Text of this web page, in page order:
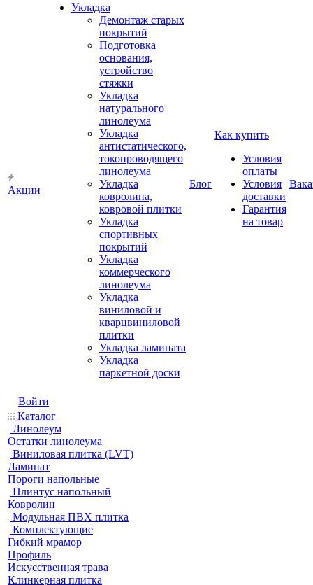
Акции
Укладка
Демонтаж старых
покрытий
Подготовка
основания,
устройство
стяжки
Укладка
натурального
линолеума
Укладка
антистатического,
токопроводящего
линолеума
Укладка
ковролина,
ковровой плитки
Укладка
спортивных
покрытий
Укладка
коммерческого
линолеума
Укладка
виниловой и
кварцвиниловой
плитки
Укладка ламината
Укладка
паркетной доски
Блог
Как купить
Условия
оплаты
Условия
доставки
Гарантия
на товар
Войти
Каталог
Линолеум
Остатки линолеума
Виниловая плитка (LVT)
Ламинат
Пороги напольные
Плинтус напольный
Ковролин
Модульная ПВХ плитка
Комплектующие
Гибкий мрамор
Профиль
Искусственная трава
Клинкерная плитка